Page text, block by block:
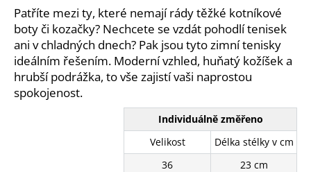
z
5
hvězdiček.
Patříte mezi ty, které nemají rády těžké kotníkové
boty či kozačky? Nechcete se vzdát pohodlí tenisek
ani v chladných dnech? Pak jsou tyto zimní tenisky
ideálním řešením. Moderní vzhled, huňatý kožíšek a
hrubší podrážka, to vše zajistí vaši naprostou
spokojenost.
Individuálně změřeno
Velikost
Délka stélky v cm
36
23 cm
u
j
e
m
e